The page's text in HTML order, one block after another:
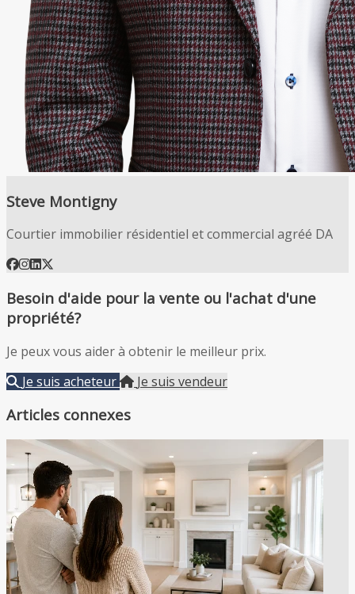
Steve Montigny
Courtier immobilier résidentiel et commercial agréé DA
Besoin d'aide pour la vente ou l'achat d'une
propriété?
Je peux vous aider à obtenir le meilleur prix.
Je suis acheteur
Je suis vendeur
Articles connexes